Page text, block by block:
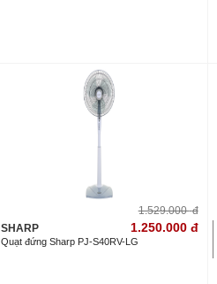
1.529.000 đ
SHARP
1.250.000 đ
Quạt đứng Sharp PJ-S40RV-LG